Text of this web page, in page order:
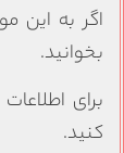
اگر به این
بخوانید.
برای
کنید.